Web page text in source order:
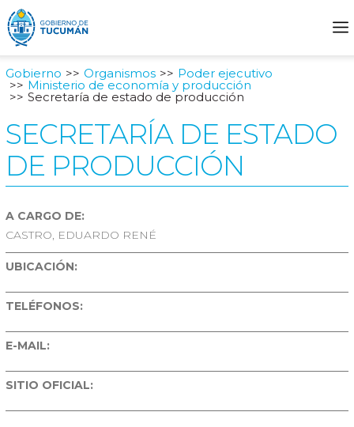
Gobierno Organismos Poder ejecutivo
Ministerio de economía y producción
Secretaría de estado de producción
SECRETARÍA DE ESTADO
DE PRODUCCIÓN
A CARGO DE:
CASTRO, EDUARDO RENÉ
UBICACIÓN:
TELÉFONOS:
E-MAIL:
SITIO OFICIAL: